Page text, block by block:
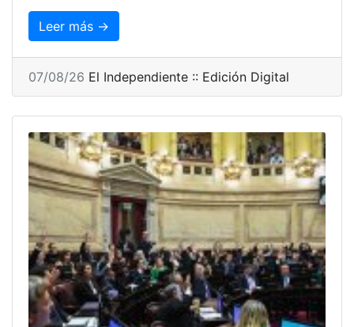
Leer más →
07/08/26 El Independiente :: Edición Digital